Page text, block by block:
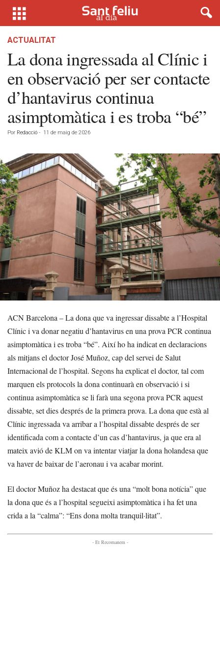
ACTUALITAT
La dona ingressada al Clínic i
en observació per ser contacte
d’hantavirus continua
asimptomàtica i es troba “bé”
Por Redacció - 11 de maig de 2026
ACN Barcelona – La dona que va ingressar dissabte a l’Hospital
Clínic i va donar negatiu d’hantavirus en una prova PCR continua
asimptomàtica i es troba “bé”. Així ho ha indicat en declaracions
als mitjans el doctor José Muñoz, cap del servei de Salut
Internacional de l’hospital. Segons ha explicat el doctor, tal com
marquen els protocols la dona continuarà en observació i si
continua asimptomàtica se li farà una segona prova PCR aquest
dissabte, set dies després de la primera prova. La dona que està al
Clínic ingressada va arribar a l’hospital dissabte després de ser
identificada com a contacte d’un cas d’hantavirus, ja que era al
mateix avió de KLM on va intentar viatjar la dona holandesa que
va haver de baixar de l’aeronau i va acabar morint.
El doctor Muñoz ha destacat que és una “molt bona notícia” que
la dona que és a l’hospital segueixi asimptomàtica i ha fet una
crida a la “calma”: “Ens dona molta tranquil·litat”.
- Et Recomanem -